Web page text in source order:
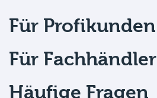
Für Profikunden
Für Fachhändler
Häufige Fragen